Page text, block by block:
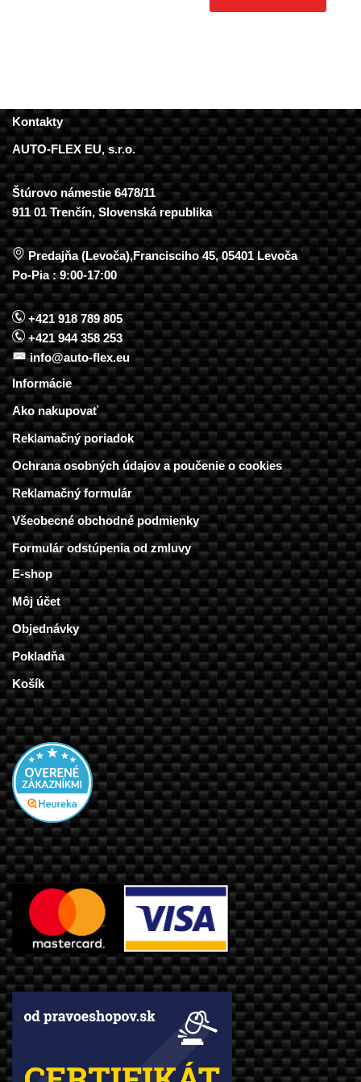
Kontakty
AUTO-FLEX EU, s.r.o.
Štúrovo námestie 6478/11
911 01 Trenčín, Slovenská republika
Predajňa (Levoča),Francisciho 45, 05401 Levoča
Po-Pia : 9:00-17:00
+421 918 789 805
+421 944 358 253
info@auto-flex.eu
Informácie
Ako nakupovať
Reklamačný poriadok
Ochrana osobných údajov a poučenie o cookies
Reklamačný formulár
Všeobecné obchodné podmienky
Formulár odstúpenia od zmluvy
E-shop
Môj účet
Objednávky
Pokladňa
Košík